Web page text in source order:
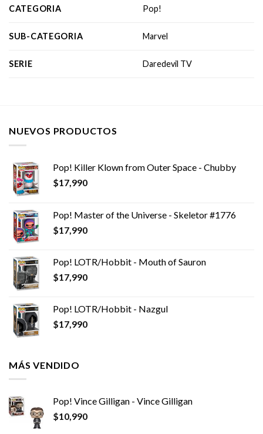
CATEGORIA Pop!
SUB-CATEGORIA Marvel
SERIE Daredevil TV
NUEVOS PRODUCTOS
Pop! Killer Klown from Outer Space - Chubby
$17,990
Pop! Master of the Universe - Skeletor #1776
$17,990
Pop! LOTR/Hobbit - Mouth of Sauron
$17,990
Pop! LOTR/Hobbit - Nazgul
$17,990
MÁS VENDIDO
Pop! Vince Gilligan - Vince Gilligan
$10,990